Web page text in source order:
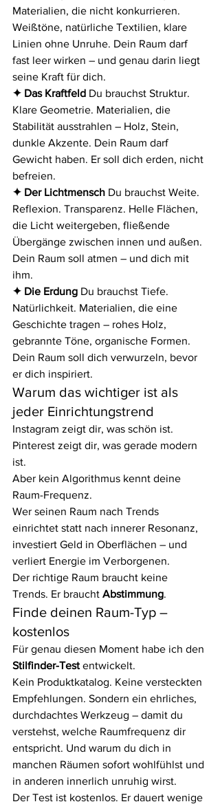
Materialien, die nicht konkurrieren.
Weißtöne, natürliche Textilien, klare
Linien ohne Unruhe. Dein Raum darf
fast leer wirken – und genau darin liegt
seine Kraft für dich.
✦ Das Kraftfeld Du brauchst Struktur.
Klare Geometrie. Materialien, die
Stabilität ausstrahlen – Holz, Stein,
dunkle Akzente. Dein Raum darf
Gewicht haben. Er soll dich erden, nicht
befreien.
✦ Der Lichtmensch Du brauchst Weite.
Reflexion. Transparenz. Helle Flächen,
die Licht weitergeben, fließende
Übergänge zwischen innen und außen.
Dein Raum soll atmen – und dich mit
ihm.
✦ Die Erdung Du brauchst Tiefe.
Natürlichkeit. Materialien, die eine
Geschichte tragen – rohes Holz,
gebrannte Töne, organische Formen.
Dein Raum soll dich verwurzeln, bevor
er dich inspiriert.
Warum das wichtiger ist als
jeder Einrichtungstrend
Instagram zeigt dir, was schön ist.
Pinterest zeigt dir, was gerade modern
ist.
Aber kein Algorithmus kennt deine
Raum-Frequenz.
Wer seinen Raum nach Trends
einrichtet statt nach innerer Resonanz,
investiert Geld in Oberflächen – und
verliert Energie im Verborgenen.
Der richtige Raum braucht keine
Trends. Er braucht Abstimmung.
Finde deinen Raum-Typ –
kostenlos
Für genau diesen Moment habe ich den
Stilfinder-Test entwickelt.
Kein Produktkatalog. Keine versteckten
Empfehlungen. Sondern ein ehrliches,
durchdachtes Werkzeug – damit du
verstehst, welche Raumfrequenz dir
entspricht. Und warum du dich in
manchen Räumen sofort wohlfühlst und
in anderen innerlich unruhig wirst.
Der Test ist kostenlos. Er dauert wenige